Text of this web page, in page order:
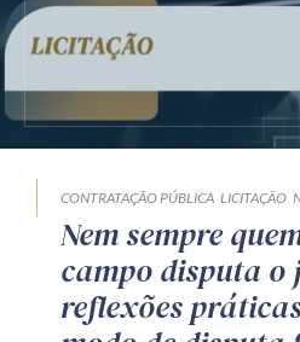
CONTRATAÇÃO PÚBLICA LICITAÇÃO
Nem sempre
campo disputa o
reflexões